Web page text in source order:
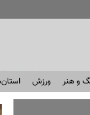
و هنر ورزش